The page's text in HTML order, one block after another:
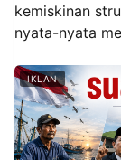
kemiskinan
nyata-nyata
IKLAN